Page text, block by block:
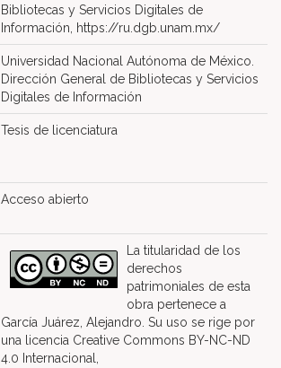
Bibliotecas y Servicios Digitales de
Información, https://ru.dgb.unam.mx/
Universidad Nacional Autónoma de México.
Dirección General de Bibliotecas y Servicios
Digitales de Información
Tesis de licenciatura
Acceso abierto
La titularidad de los
derechos
patrimoniales de esta
obra pertenece a
García Juárez, Alejandro. Su uso se rige por
una licencia Creative Commons BY-NC-ND
4.0 Internacional,